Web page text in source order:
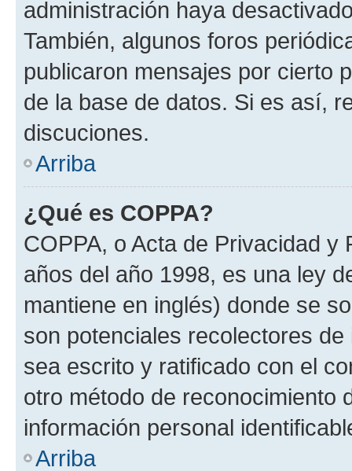
administración haya
También, algunos foros
publicaron mensajes por cierto
de la base de datos. Si es así,
discuciones.
Arriba
¿Qué es COPPA?
COPPA, o Acta de Privacidad
años del año 1998, es una ley
mantiene en inglés) donde se
son potenciales recolectores
sea escrito y ratificado con el
otro método de reconocimiento
información personal
Arriba